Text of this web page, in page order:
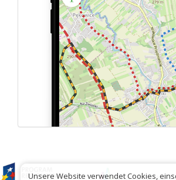
Unsere Website verwendet Cookies,